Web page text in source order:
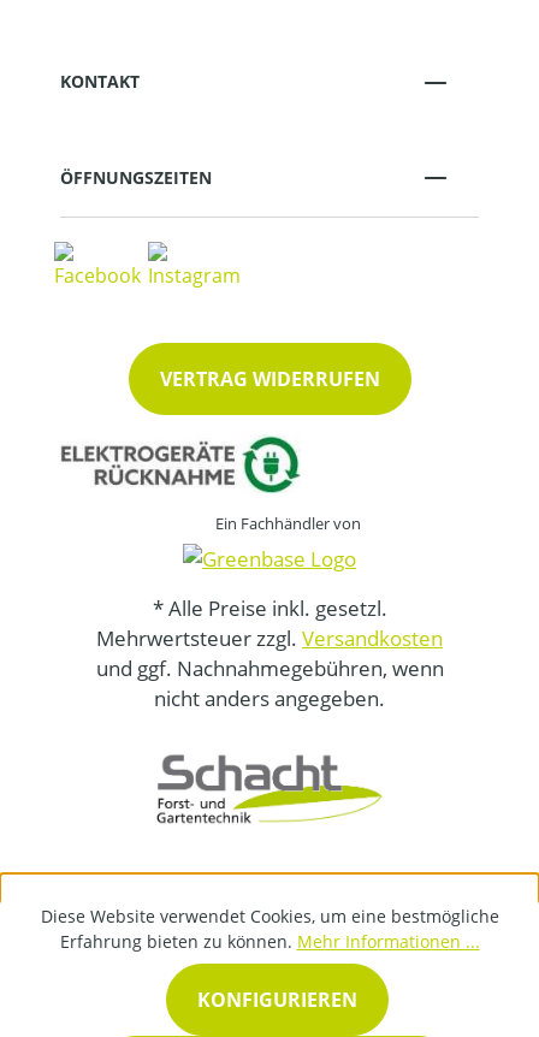
KONTAKT
ÖFFNUNGSZEITEN
VERTRAG WIDERRUFEN
Ein Fachhändler von
* Alle Preise inkl. gesetzl.
Mehrwertsteuer zzgl. Versandkosten
und ggf. Nachnahmegebühren, wenn
nicht anders angegeben.
Diese Website verwendet Cookies, um eine bestmögliche
Erfahrung bieten zu können. Mehr Informationen ...
KONFIGURIEREN